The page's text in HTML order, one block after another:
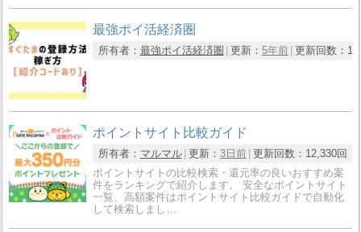
最強ポイ活経済圏
所有者： 最強ポイ活経済圏 更新： 5年前 更新回数： 10
ポイントサイト比較ガイド
所有者： マルマル 更新： 3日前 更新回数： 12,330回
ポイントサイトの比較検索・還元率の良いおすすめ案
件をランキングで紹介します。 安全なポイントサイト
一覧、高額案件はポイントサイト比較ガイドで自動化
して検索しまし…